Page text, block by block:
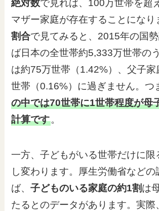
絶対数で見れば、100万世帯を超
マザー家庭が存在することになり
割合で見てみると、2015年の国
ば日本の全世帯約5,333万世帯の
は約75万世帯（1.42%）、父子家
世帯（0.16%）に過ぎません。つ
の中では70世帯に1世帯程度が母
計算です。
一方、子どもがいる世帯だけに限
し変わります。厚生労働省などの
ば、子どものいる家庭の約1割は
たるとのデータがあります。実